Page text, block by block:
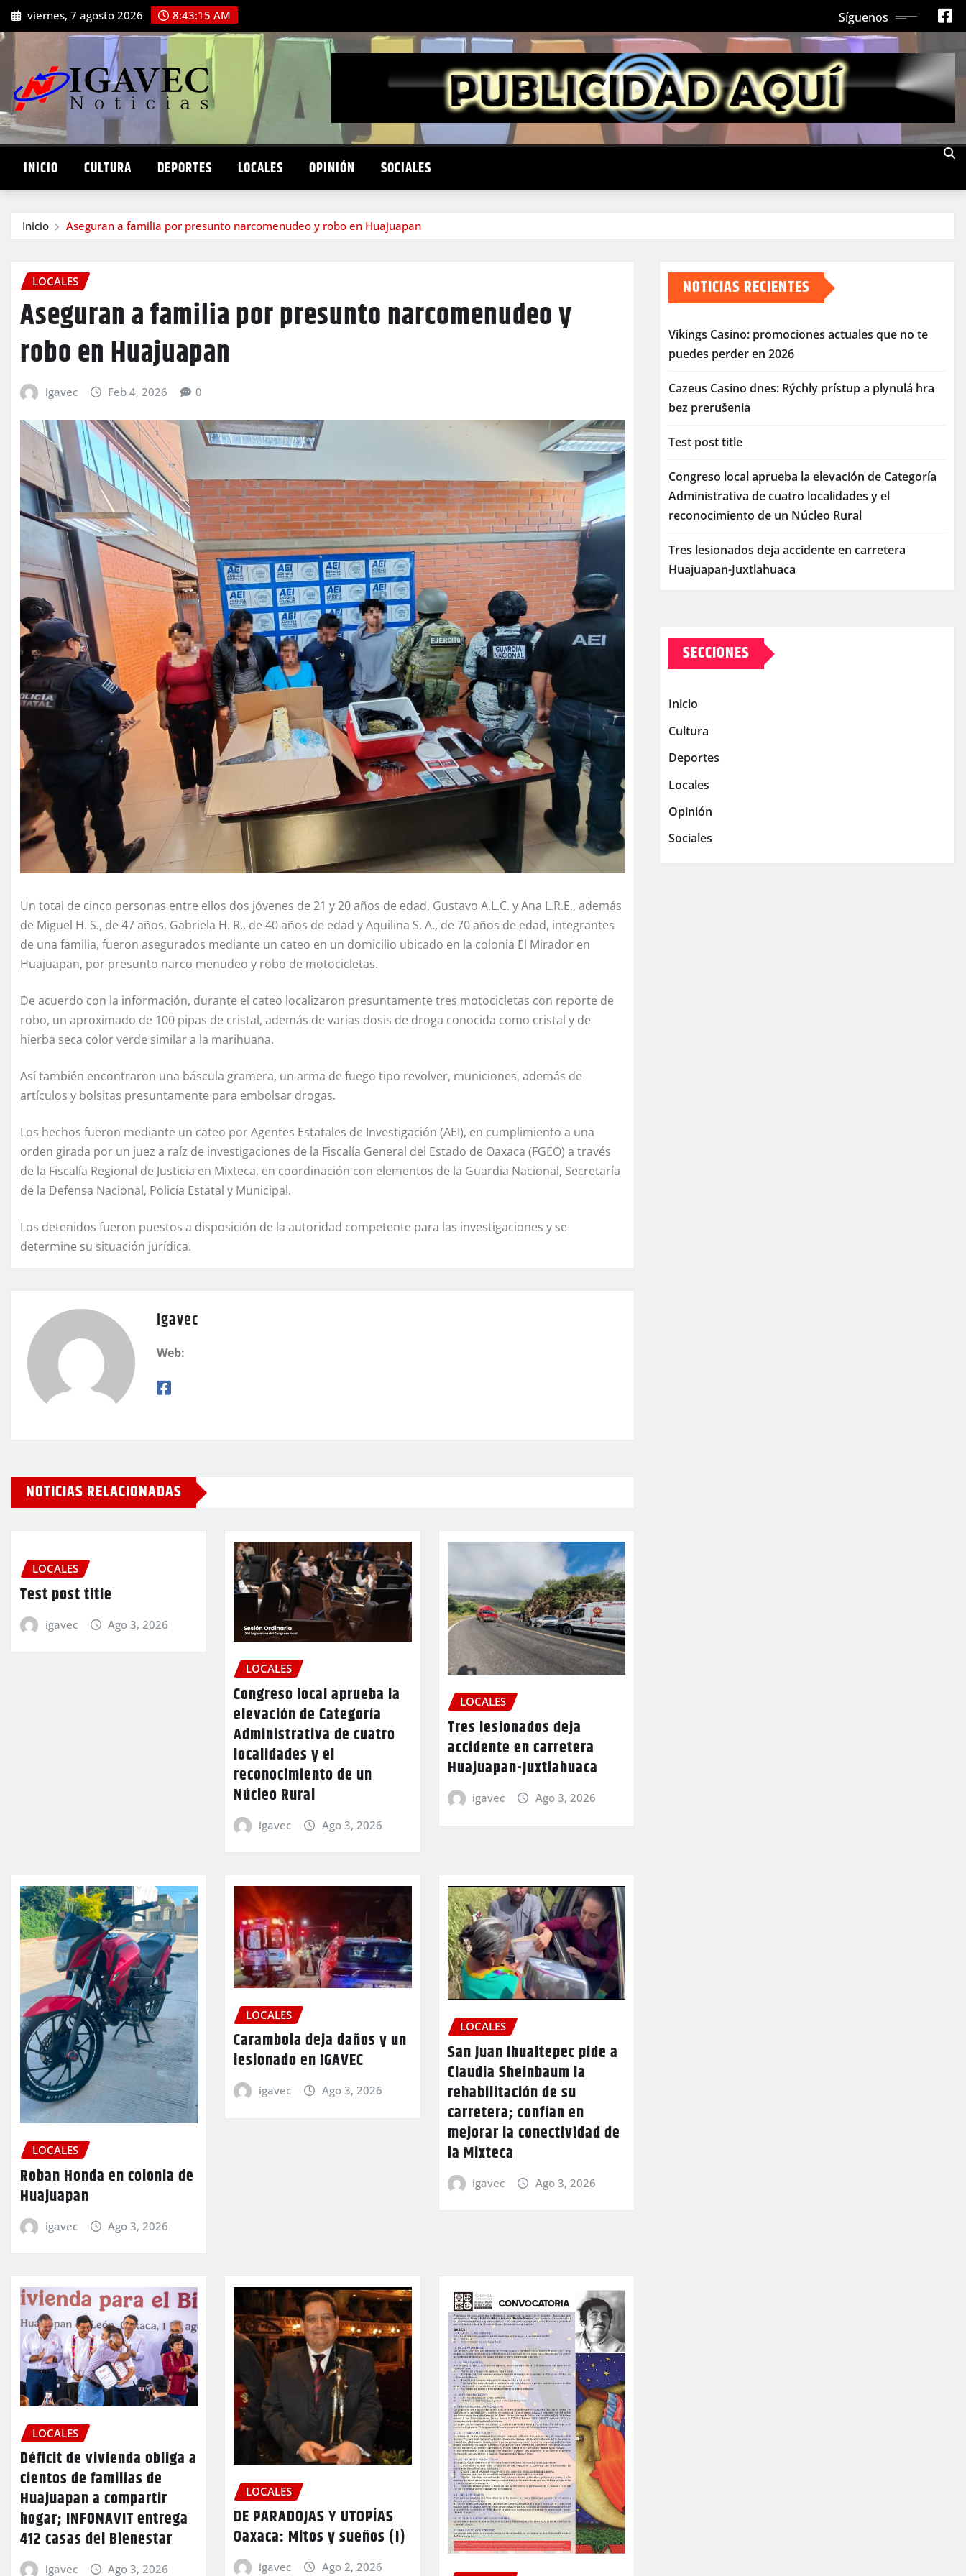
Saltar
al
contenido
viernes, 7 agosto 2026 8:43:16 AM Síguenos
INICIO CULTURA DEPORTES LOCALES OPINIÓN SOCIALES
Inicio Aseguran a familia por presunto narcomenudeo y robo en Huajuapan
LOCALES
Aseguran a familia por presunto narcomenudeo y
robo en Huajuapan
igavec Feb 4, 2026 0
Un total de cinco personas entre ellos dos jóvenes de 21 y 20 años de edad, Gustavo A.L.C. y Ana L.R.E., además
de Miguel H. S., de 47 años, Gabriela H. R., de 40 años de edad y Aquilina S. A., de 70 años de edad, integrantes
de una familia, fueron asegurados mediante un cateo en un domicilio ubicado en la colonia El Mirador en
Huajuapan, por presunto narco menudeo y robo de motocicletas.
De acuerdo con la información, durante el cateo localizaron presuntamente tres motocicletas con reporte de
robo, un aproximado de 100 pipas de cristal, además de varias dosis de droga conocida como cristal y de
hierba seca color verde similar a la marihuana.
Así también encontraron una báscula gramera, un arma de fuego tipo revolver, municiones, además de
artículos y bolsitas presuntamente para embolsar drogas.
Los hechos fueron mediante un cateo por Agentes Estatales de Investigación (AEI), en cumplimiento a una
orden girada por un juez a raíz de investigaciones de la Fiscalía General del Estado de Oaxaca (FGEO) a través
de la Fiscalía Regional de Justicia en Mixteca, en coordinación con elementos de la Guardia Nacional, Secretaría
de la Defensa Nacional, Policía Estatal y Municipal.
Los detenidos fueron puestos a disposición de la autoridad competente para las investigaciones y se
determine su situación jurídica.
igavec
Web:
NOTICIAS RELACIONADAS
LOCALES
Test post title
igavec Ago 3, 2026
LOCALES
Congreso local aprueba la
elevación de Categoría
Administrativa de cuatro
localidades y el
reconocimiento de un
Núcleo Rural
igavec Ago 3, 2026
LOCALES
Tres lesionados deja
accidente en carretera
Huajuapan-Juxtlahuaca
igavec Ago 3, 2026
LOCALES
Roban Honda en colonia de
Huajuapan
igavec Ago 3, 2026
LOCALES
Carambola deja daños y un
lesionado en IGAVEC
igavec Ago 3, 2026
LOCALES
San Juan Ihualtepec pide a
Claudia Sheinbaum la
rehabilitación de su
carretera; confían en
mejorar la conectividad de
la Mixteca
igavec Ago 3, 2026
LOCALES
Déficit de vivienda obliga a
cientos de familias de
Huajuapan a compartir
hogar; INFONAVIT entrega
412 casas del Bienestar
igavec Ago 3, 2026
LOCALES
DE PARADOJAS Y UTOPÍAS
Oaxaca: Mitos y sueños (I)
igavec
Ago 2, 2026
NOTICIAS RECIENTES
Vikings Casino: promociones actuales que no te
puedes perder en 2026
Cazeus Casino dnes: Rýchly prístup a plynulá hra
bez prerušenia
Test post title
Congreso local aprueba la elevación de Categoría
Administrativa de cuatro localidades y el
reconocimiento de un Núcleo Rural
Tres lesionados deja accidente en carretera
Huajuapan-Juxtlahuaca
SECCIONES
Inicio
Cultura
Deportes
Locales
Opinión
Sociales